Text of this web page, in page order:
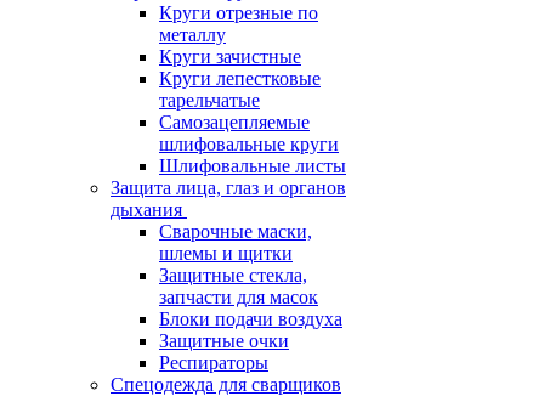
Круги отрезные по
металлу
Круги зачистные
Круги лепестковые
тарельчатые
Самозацепляемые
шлифовальные круги
Шлифовальные листы
Защита лица, глаз и органов
дыхания
Сварочные маски,
шлемы и щитки
Защитные стекла,
запчасти для масок
Блоки подачи воздуха
Защитные очки
Респираторы
Спецодежда для сварщиков